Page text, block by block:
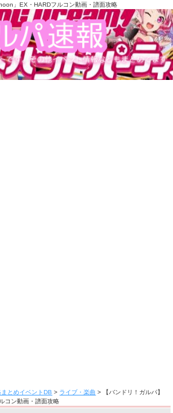
」EX・HARDフルコン動画・譜面攻略
とめイベントDB > ライブ・楽曲 >
【バンドリ！ガルパ】
コン動画・譜面攻略